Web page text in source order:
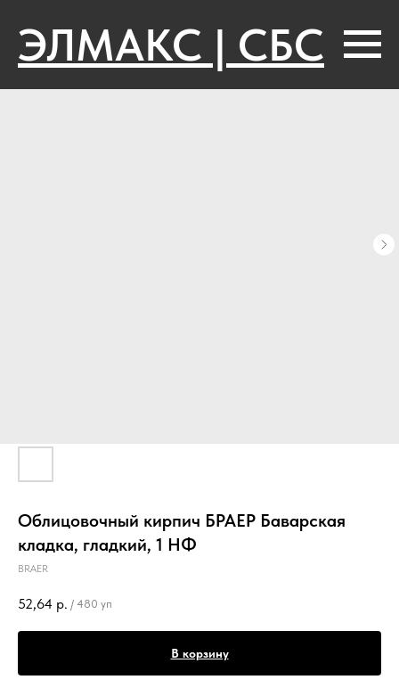
ЭЛМАКС | СБС
Облицовочный кирпич БРАЕР Баварская
кладка, гладкий, 1 НФ
BRAER
52,64 р. / 480 уп
В корзину